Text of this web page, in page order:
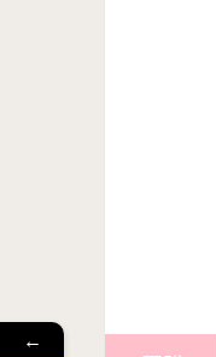
←